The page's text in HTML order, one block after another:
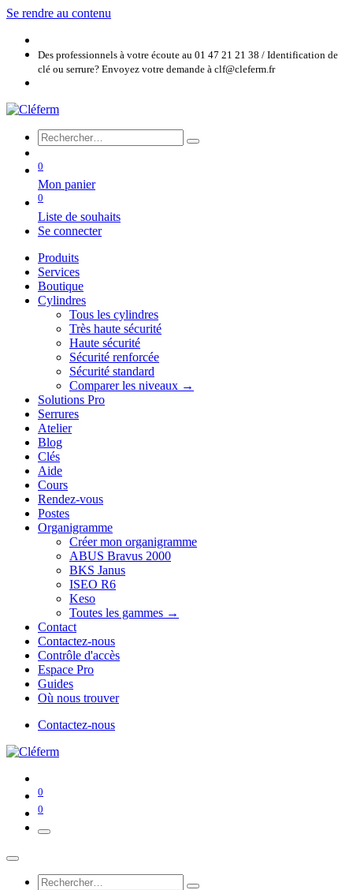
Se rendre au contenu
Des professionnels à votre écoute au 01 47 21 21 38 / Identification de
clé ou serrure? Envoyez votre demande à clf@cleferm.fr
0
Mon panier
0
Liste de souhaits
Se connecter
Produits
Services
Boutique
Cylindres
Tous les cylindres
Très haute sécurité
Haute sécurité
Sécurité renforcée
Sécurité standard
Comparer les niveaux →
Solutions Pro
Serrures
Atelier
Blog
Clés
Aide
Cours
Rendez-vous
Postes
Organigramme
Créer mon organigramme
ABUS Bravus 2000
BKS Janus
ISEO R6
Keso
Toutes les gammes →
Contact
Contactez-nous
Contrôle d'accès
Espace Pro
Guides
Où nous trouver
Contactez-nous
0
0